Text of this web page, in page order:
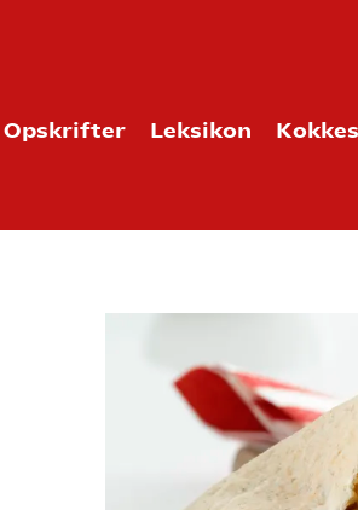
Opskrifter Leksikon